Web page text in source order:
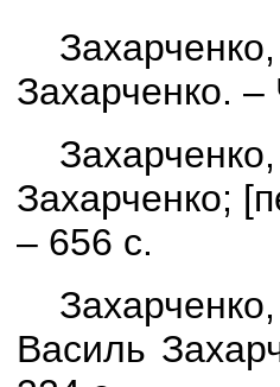
Захарченко. –
Захарченко; [
– 656 с.
Василь